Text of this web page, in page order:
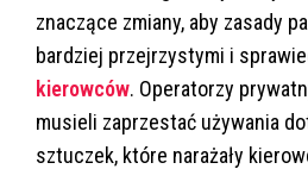
znaczące zmiany, aby zasady
bardziej przejrzystymi i
kierowców. Operatorzy
musieli zaprzestać używania
sztuczek, które narażały